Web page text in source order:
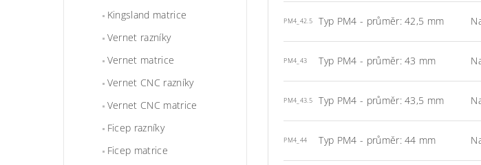
Kingsland matrice
Vernet razníky
Vernet matrice
Vernet CNC razníky
Vernet CNC matrice
Ficep razníky
Ficep matrice
PM4_42.5 Typ PM4 - průměr: 42,5 mm
PM4_43 Typ PM4 - průměr: 43 mm
PM4_43.5 Typ PM4 - průměr: 43,5 mm
PM4_44 Typ PM4 - průměr: 44 mm